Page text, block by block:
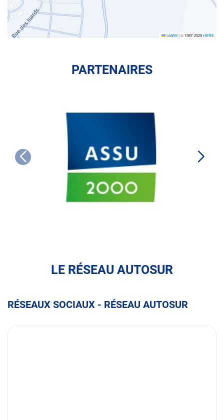
Leaflet|© 1987-2025HERE
PARTENAIRES
LE RÉSEAU AUTOSUR
RÉSEAUX SOCIAUX - RÉSEAU AUTOSUR